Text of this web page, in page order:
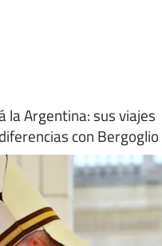
la Argentina: sus viajes
con Bergoglio